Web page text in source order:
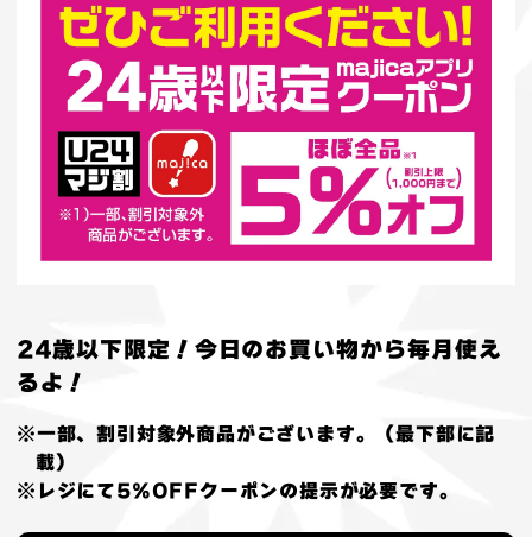
24歳以下限定！今日のお買い物から毎月使え
るよ！
※一部、割引対象外商品がございます。（最下部に記
載）
※レジにて5%OFFクーポンの提示が必要です。